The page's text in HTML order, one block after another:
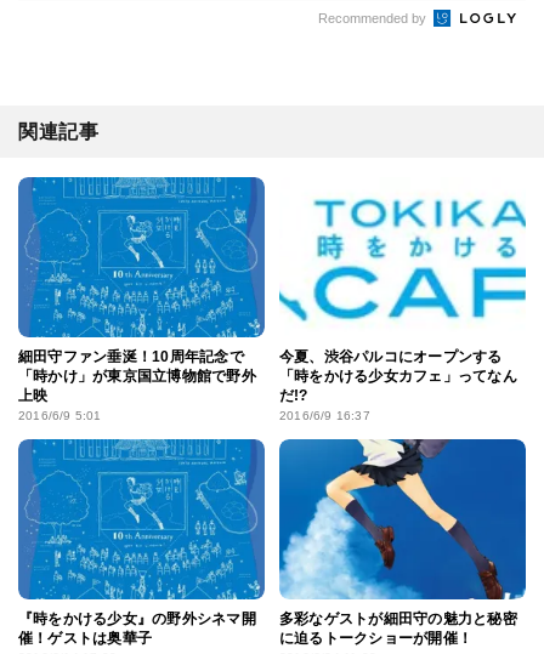
関連記事
細田守ファン垂涎！10周年記念で
「時かけ」が東京国立博物館で野外
上映
2016/6/9 5:01
今夏、渋谷パルコにオープンする
「時をかける少女カフェ」ってなん
2016/6/9 16:37